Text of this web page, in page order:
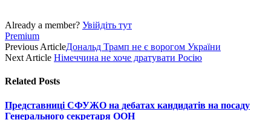
Already a member? Увійдіть тут
Premium
Previous ArticleДональд Трамп не є ворогом України
Next Article Німеччина не хоче дратувати Росію
Related Posts
Представниці СФУЖО на дебатах кандидатів на посаду
Генерального секретаря ООН